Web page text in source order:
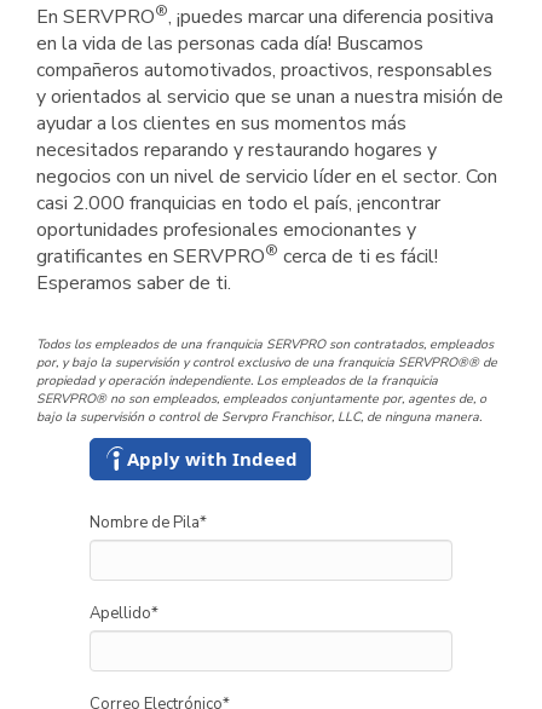
En SERVPRO®, ¡puedes marcar una diferencia positiva
en la vida de las personas cada día! Buscamos
compañeros automotivados, proactivos, responsables
y orientados al servicio que se unan a nuestra misión de
ayudar a los clientes en sus momentos más
necesitados reparando y restaurando hogares y
negocios con un nivel de servicio líder en el sector. Con
casi 2.000 franquicias en todo el país, ¡encontrar
oportunidades profesionales emocionantes y
gratificantes en SERVPRO® cerca de ti es fácil!
Esperamos saber de ti.
Todos los empleados de una franquicia SERVPRO son contratados, empleados
por, y bajo la supervisión y control exclusivo de una franquicia SERVPRO®® de
propiedad y operación independiente. Los empleados de la franquicia
SERVPRO® no son empleados, empleados conjuntamente por, agentes de, o
bajo la supervisión o control de Servpro Franchisor, LLC, de ninguna manera.
Apply with Indeed
Nombre de Pila*
Apellido*
Correo Electrónico*